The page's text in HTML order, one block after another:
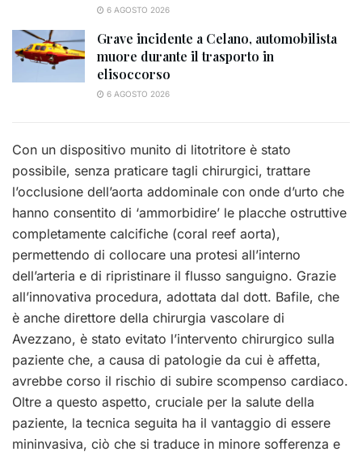
6 AGOSTO 2026
Grave incidente a Celano, automobilista
muore durante il trasporto in
elisoccorso
6 AGOSTO 2026
Con un dispositivo munito di litotritore è stato
possibile, senza praticare tagli chirurgici, trattare
l’occlusione dell’aorta addominale con onde d’urto che
hanno consentito di ‘ammorbidire’ le placche ostruttive
completamente calcifiche (coral reef aorta),
permettendo di collocare una protesi all’interno
dell’arteria e di ripristinare il flusso sanguigno. Grazie
all’innovativa procedura, adottata dal dott. Bafile, che
è anche direttore della chirurgia vascolare di
Avezzano, è stato evitato l’intervento chirurgico sulla
paziente che, a causa di patologie da cui è affetta,
avrebbe corso il rischio di subire scompenso cardiaco.
Oltre a questo aspetto, cruciale per la salute della
paziente, la tecnica seguita ha il vantaggio di essere
mininvasiva, ciò che si traduce in minore sofferenza e